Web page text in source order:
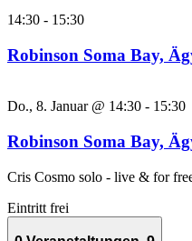
14:30 - 15:30
Robinson Soma Bay,
Do., 8. Januar @ 14:30 - 15:30
Robinson Soma Bay,
Cris Cosmo solo - live & for
Eintritt frei